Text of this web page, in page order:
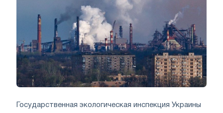
Государственная экологическая инспекция Украины